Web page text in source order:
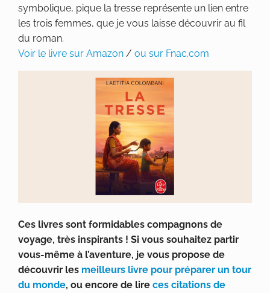
symbolique, pique la tresse représente un lien entre
les trois femmes, que je vous laisse découvrir au fil
du roman.
Voir le livre sur Amazon / ou sur Fnac.com
Ces livres sont formidables compagnons de
voyage, très inspirants ! Si vous souhaitez partir
vous-même à l’aventure, je vous propose de
découvrir les meilleurs livre pour préparer un tour
du monde, ou encore de lire ces citations de